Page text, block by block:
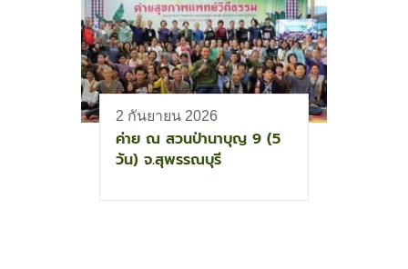
2 กันยายน 2026
ค่าย ณ สวนป่านาบุญ 9 (5
วัน) จ.สุพรรณบุรี